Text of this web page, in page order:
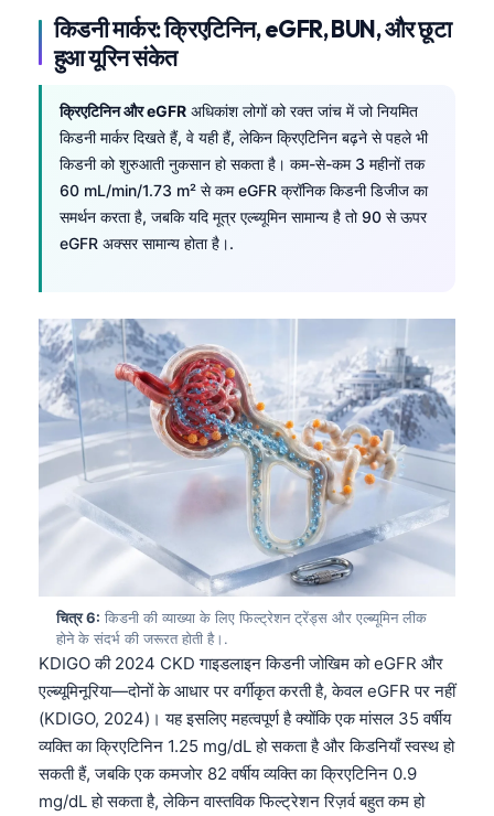
किडनी मार्कर: क्रिएटिनिन, eGFR, BUN, और छूटा
हुआ यूरिन संकेत
क्रिएटिनिन और eGFR अधिकांश लोगों को रक्त जांच में जो नियमित
किडनी मार्कर दिखते हैं, वे यही हैं, लेकिन क्रिएटिनिन बढ़ने से पहले भी
किडनी को शुरुआती नुकसान हो सकता है। कम-से-कम 3 महीनों तक
60 mL/min/1.73 m² से कम eGFR क्रॉनिक किडनी डिजीज का
समर्थन करता है, जबकि यदि मूत्र एल्ब्यूमिन सामान्य है तो 90 से ऊपर
eGFR अक्सर सामान्य होता है।.
चित्र 6: किडनी की व्याख्या के लिए फिल्ट्रेशन ट्रेंड्स और एल्ब्यूमिन लीक
होने के संदर्भ की जरूरत होती है।.
KDIGO की 2024 CKD गाइडलाइन किडनी जोखिम को eGFR और
एल्ब्यूमिनूरिया—दोनों के आधार पर वर्गीकृत करती है, केवल eGFR पर नहीं
(KDIGO, 2024)। यह इसलिए महत्वपूर्ण है क्योंकि एक मांसल 35 वर्षीय
व्यक्ति का क्रिएटिनिन 1.25 mg/dL हो सकता है और किडनियाँ स्वस्थ हो
सकती हैं, जबकि एक कमजोर 82 वर्षीय व्यक्ति का क्रिएटिनिन 0.9
mg/dL हो सकता है, लेकिन वास्तविक फिल्ट्रेशन रिज़र्व बहुत कम हो